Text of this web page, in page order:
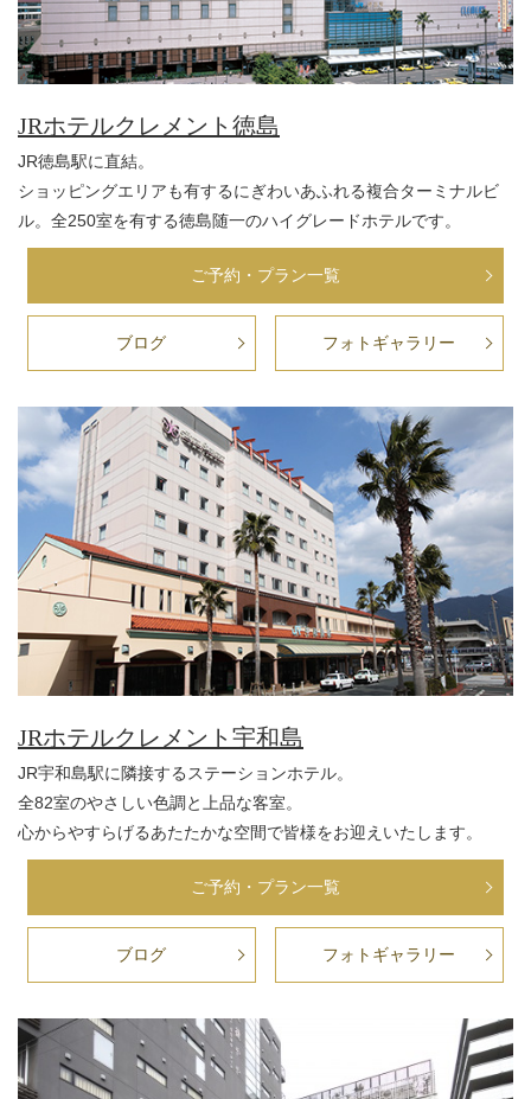
JRホテルクレメント徳島
JR徳島駅に直結。
ショッピングエリアも有するにぎわいあふれる複合ターミナルビ
ル。全250室を有する徳島随一のハイグレードホテルです。
ご予約・プラン一覧
ブログ フォトギャラリー
JRホテルクレメント宇和島
JR宇和島駅に隣接するステーションホテル。
全82室のやさしい色調と上品な客室。
心からやすらげるあたたかな空間で皆様をお迎えいたします。
ご予約・プラン一覧
ブログ フォトギャラリー